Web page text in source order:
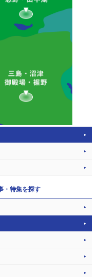
・特集を探す